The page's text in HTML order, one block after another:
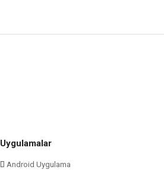
Uygulamalar
Android Uygulama